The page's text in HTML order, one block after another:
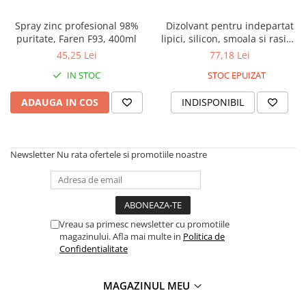
Spray zinc profesional 98%
puritate, Faren F93, 400ml
45,25 Lei
IN STOC
ADAUGA IN COS
Dizolvant pentru indepartat
lipici, silicon, smoala si rasini,
Faren SUPER ONE, 500 ml
77,18 Lei
STOC EPUIZAT
INDISPONIBIL
Newsletter Nu rata ofertele si promotiile noastre
Vreau sa primesc newsletter cu promotiile
magazinului. Afla mai multe in Politica de
Confidentialitate
MAGAZINUL MEU